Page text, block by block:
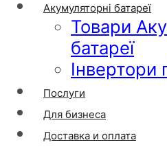
Акумуляторні батареї
Товари
батареї
Інвертори
Послуги
Для бизнеса
Доставка и оплата